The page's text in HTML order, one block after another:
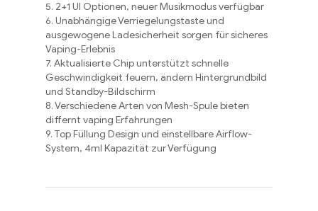
5. 2+1 UI Optionen, neuer Musikmodus verfügbar
6. Unabhängige Verriegelungstaste und
ausgewogene Ladesicherheit sorgen für sicheres
Vaping-Erlebnis
7. Aktualisierte Chip unterstützt schnelle
Geschwindigkeit feuern, ändern Hintergrundbild
und Standby-Bildschirm
8. Verschiedene Arten von Mesh-Spule bieten
differnt vaping Erfahrungen
9. Top Füllung Design und einstellbare Airflow-
System, 4ml Kapazität zur Verfügung